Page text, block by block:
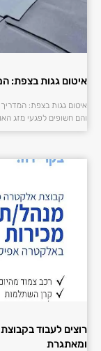
איטום גגות בצפת:
איטום גגות בצפת: המדריך
והם חשופים לפגעי מזג
רוצים לעבוד
ומאתגרת